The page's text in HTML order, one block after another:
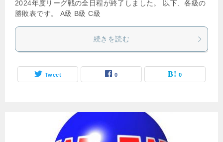
2024年度リーグ戦の全日程が終了しました。 以下、各級の
勝敗表です。 A級 B級 C級
続きを読む
Tweet 0 0